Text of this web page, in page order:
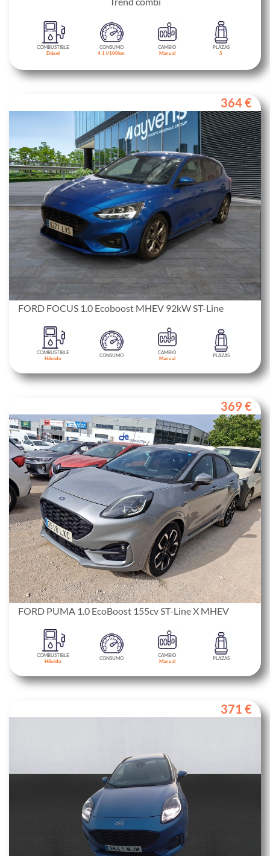
COMBUSTIBLE
Diésel
CONSUMO
4.1 l/100km
CAMBIO
Manual
PLAZAS
5
364 €
FORD FOCUS 1.0 Ecoboost MHEV 92kW ST-Line
COMBUSTIBLE
Híbrido
CONSUMO
CAMBIO
Manual
PLAZAS
369 €
FORD PUMA 1.0 EcoBoost 155cv ST-Line X MHEV
COMBUSTIBLE
Híbrido
CONSUMO
CAMBIO
Manual
PLAZAS
371 €